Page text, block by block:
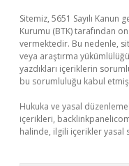
Sitemiz, 5651 Sayılı
Kurumu (BTK) tarafından
vermektedir. Bu nedenle,
veya araştırma
yazdıkları içeriklerin
bu sorumluluğu kabul etmiş
Hukuka ve yasal
içerikleri,
halinde, ilgili içerikler yasal